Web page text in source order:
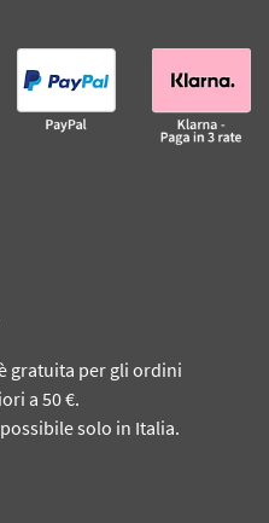
gratuita per gli ordini
a 50 €.
solo in Italia.